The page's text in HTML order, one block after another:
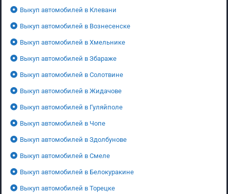
Выкуп автомобилей в Клевани
Выкуп автомобилей в Вознесенске
Выкуп автомобилей в Хмельнике
Выкуп автомобилей в Збараже
Выкуп автомобилей в Солотвине
Выкуп автомобилей в Жидачове
Выкуп автомобилей в Гуляйполе
Выкуп автомобилей в Чопе
Выкуп автомобилей в Здолбунове
Выкуп автомобилей в Смеле
Выкуп автомобилей в Белокуракине
Выкуп автомобилей в Торецке